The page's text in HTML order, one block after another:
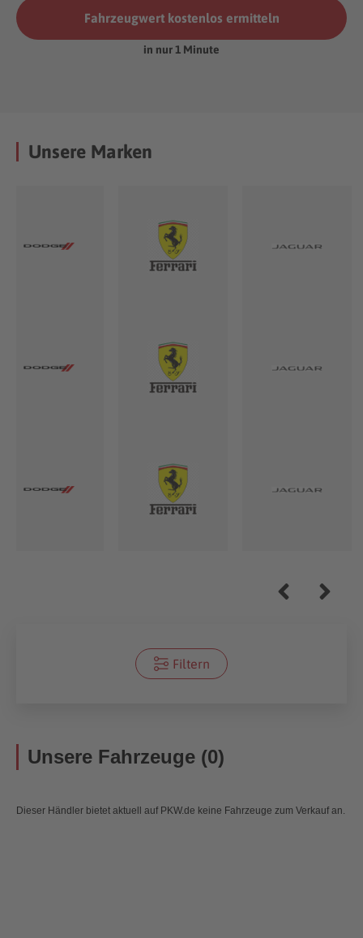
Fahrzeugwert kostenlos ermitteln
in nur 1 Minute
Unsere Marken
Filtern
Unsere Fahrzeuge (0)
Dieser Händler bietet aktuell auf PKW.de keine Fahrzeuge zum Verkauf an.